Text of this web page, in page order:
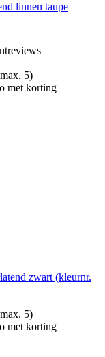
linnen taupe
5)
met korting
zwart (kleurnr.
5)
met korting